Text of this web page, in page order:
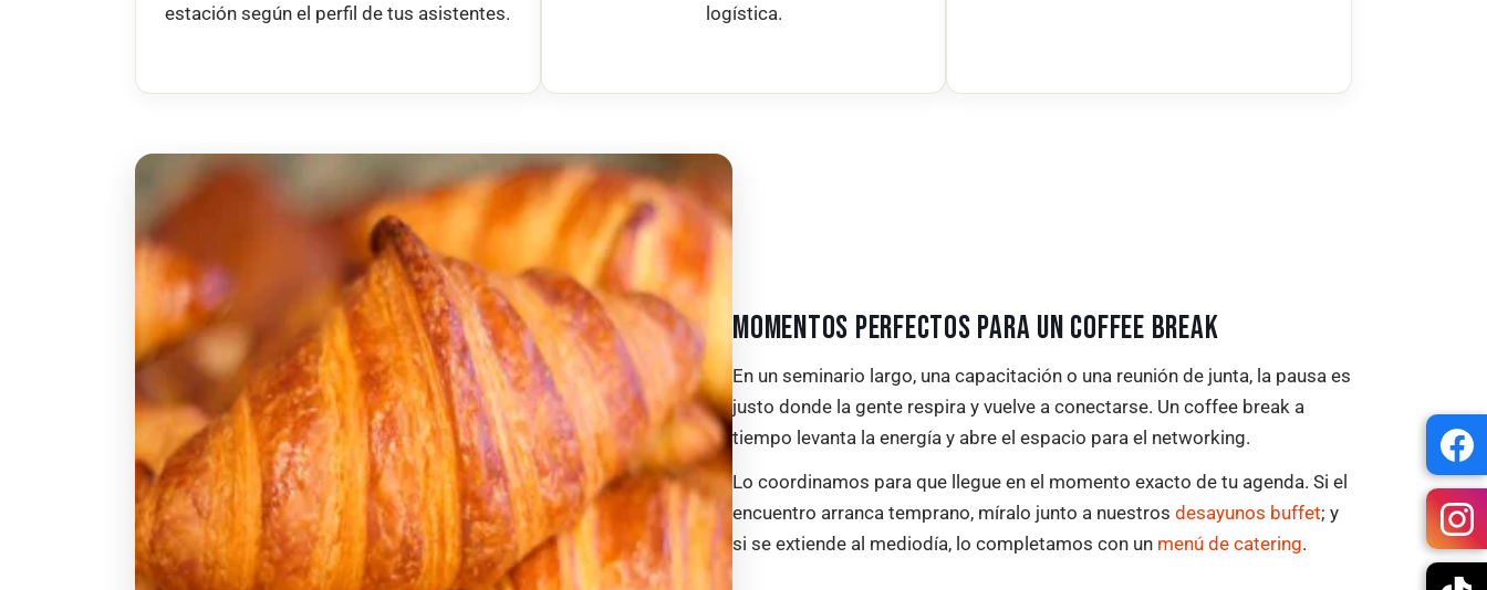
estación según el perfil de tus asistentes.
logística.
MOMENTOS PERFECTOS PARA UN COFFEE BREAK
En un seminario largo, una capacitación o una reunión de junta, la pausa es
justo donde la gente respira y vuelve a conectarse. Un coffee break a
tiempo levanta la energía y abre el espacio para el networking.
Lo coordinamos para que llegue en el momento exacto de tu agenda. Si el
encuentro arranca temprano, míralo junto a nuestros desayunos buffet; y
si se extiende al mediodía, lo completamos con un menú de catering.